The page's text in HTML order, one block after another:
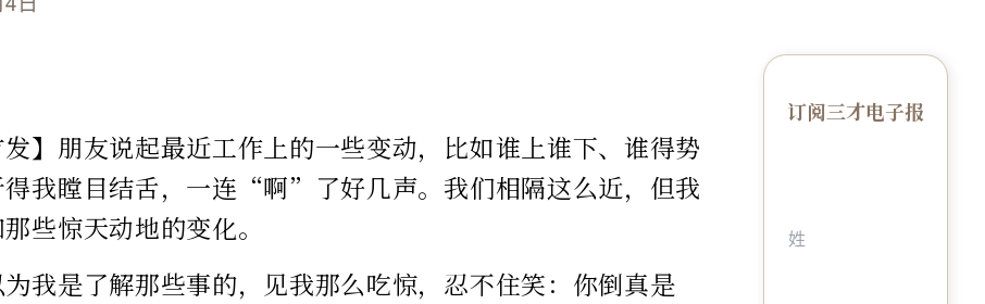
发】朋友说起最近工作上的一些变动，比如谁上谁下、谁得势
我瞠目结舌，一连“啊”了好几声。我们相隔这么近，但我
些惊天动地的变化。
我是了解那些事的，见我那么吃惊，忍不住笑：你倒真是
订阅三才电子报